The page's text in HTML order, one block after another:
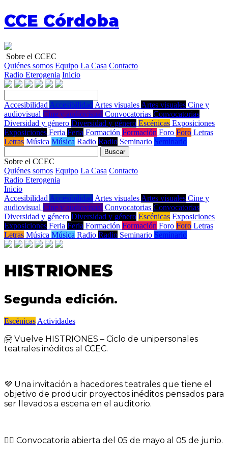
CCE Córdoba
Sobre el CCEC
Quiénes somos Equipo La Casa Contacto
Radio Eterogenia Inicio
Accesibilidad Accesibilidad Artes visuales Artes visuales Cine y
audiovisual Cine y audiovisual Convocatorias Convocatorias
Diversidad y género Diversidad y género Escénicas Exposiciones
Exposiciones Feria Feria Formación Formación Foro Foro Letras
Letras Música Música Radio Radio Seminario Seminario
Buscar
Sobre el CCEC
Quiénes somos Equipo La Casa Contacto
Radio Eterogenia
Inicio
Accesibilidad Accesibilidad Artes visuales Artes visuales Cine y
audiovisual Cine y audiovisual Convocatorias Convocatorias
Diversidad y género Diversidad y género Escénicas Exposiciones
Exposiciones Feria Feria Formación Formación Foro Foro Letras
Letras Música Música Radio Radio Seminario Seminario
HISTRIONES
Segunda edición.
Escénicas Actividades
🤗 Vuelve HISTRIONES – Ciclo de unipersonales
teatrales inéditos al CCEC.
💜 Una invitación a hacedores teatrales que tiene el
objetivo de producir proyectos inéditos pensados para
ser llevados a escena en el auditorio.
👉🏼 Convocatoria abierta del 05 de mayo al 05 de junio.